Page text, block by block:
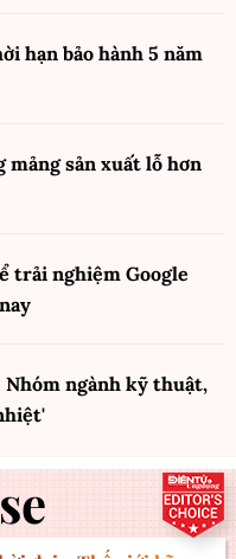
hạn bảo hành 5 năm
sản xuất lỗ hơn
trải nghiệm Google
Nhóm ngành kỹ thuật,